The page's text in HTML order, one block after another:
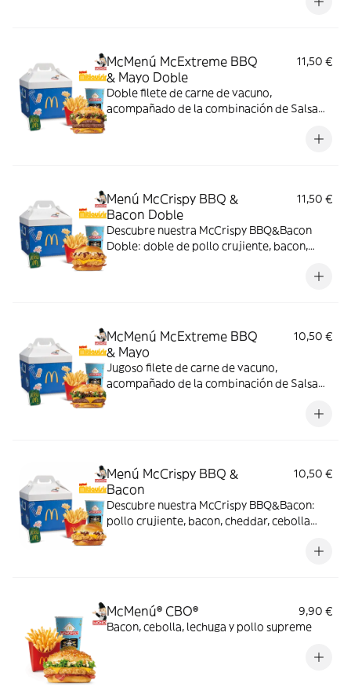
McMenú McExtreme BBQ
& Mayo Doble
11,50 €
Doble filete de carne de vacuno,
acompañado de la combinación de Salsa
doble de cheddar, lechuga fresca y tiras de
Menú McCrispy BBQ &
Bacon Doble
11,50 €
Descubre nuestra McCrispy BBQ&Bacon
Doble: doble de pollo crujiente, bacon,
McMenú McExtreme BBQ
& Mayo
10,50 €
Jugoso filete de carne de vacuno,
acompañado de la combinación de Salsa
doble de cheddar, lechuga fresca y tiras de
Menú McCrispy BBQ &
Bacon
10,50 €
Descubre nuestra McCrispy BBQ&Bacon:
pollo crujiente, bacon, cheddar, cebolla
harina de trigo con copos de patata. ¡Sabor
McMenú® CBO®
9,90 €
Bacon, cebolla, lechuga y pollo supreme